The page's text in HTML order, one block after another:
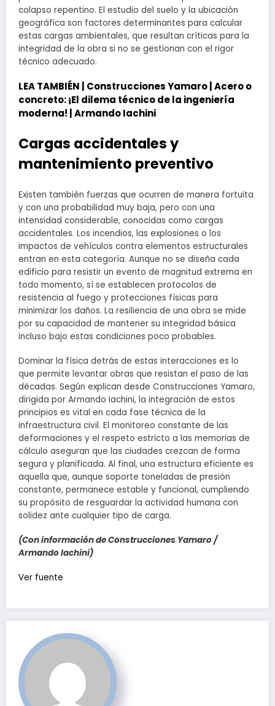
colapso repentino. El estudio del suelo y la ubicación
geográfica son factores determinantes para calcular
estas cargas ambientales, que resultan críticas para la
integridad de la obra si no se gestionan con el rigor
técnico adecuado.
LEA TAMBIÉN | Construcciones Yamaro | Acero o
concreto: ¡El dilema técnico de la ingeniería
moderna! | Armando Iachini
Cargas accidentales y
mantenimiento preventivo
Existen también fuerzas que ocurren de manera fortuita
y con una probabilidad muy baja, pero con una
intensidad considerable, conocidas como cargas
accidentales. Los incendios, las explosiones o los
impactos de vehículos contra elementos estructurales
entran en esta categoría. Aunque no se diseña cada
edificio para resistir un evento de magnitud extrema en
todo momento, sí se establecen protocolos de
resistencia al fuego y protecciones físicas para
minimizar los daños. La resiliencia de una obra se mide
por su capacidad de mantener su integridad básica
incluso bajo estas condiciones poco probables.
Dominar la física detrás de estas interacciones es lo
que permite levantar obras que resistan el paso de las
décadas. Según explican desde Construcciones Yamaro,
dirigida por Armando Iachini, la integración de estos
principios es vital en cada fase técnica de la
infraestructura civil. El monitoreo constante de las
deformaciones y el respeto estricto a las memorias de
cálculo aseguran que las ciudades crezcan de forma
segura y planificada. Al final, una estructura eficiente es
aquella que, aunque soporte toneladas de presión
constante, permanece estable y funcional, cumpliendo
su propósito de resguardar la actividad humana con
solidez ante cualquier tipo de carga.
(Con información de Construcciones Yamaro /
Armando Iachini)
Navegación
entradas
Ver fuente